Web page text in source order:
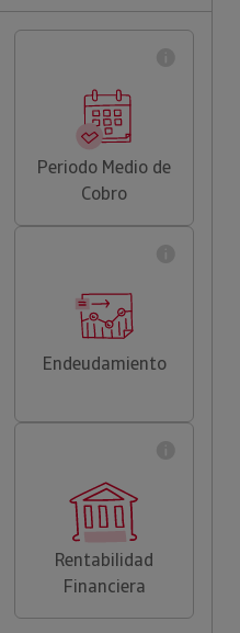
Periodo Medio de
Cobro
Endeudamiento
Rentabilidad
Financiera